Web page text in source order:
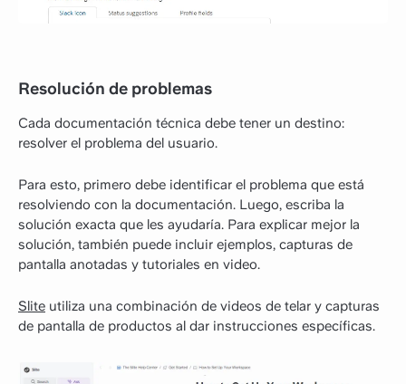
Resolución de problemas
Cada documentación técnica debe tener un destino:
resolver el problema del usuario.
Para esto, primero debe identificar el problema que está
resolviendo con la documentación. Luego, escriba la
solución exacta que les ayudaría. Para explicar mejor la
solución, también puede incluir ejemplos, capturas de
pantalla anotadas y tutoriales en video.
Slite utiliza una combinación de videos de telar y capturas
de pantalla de productos al dar instrucciones específicas.